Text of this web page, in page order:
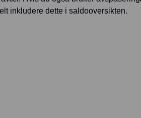
inkludere dette i saldooversikten.